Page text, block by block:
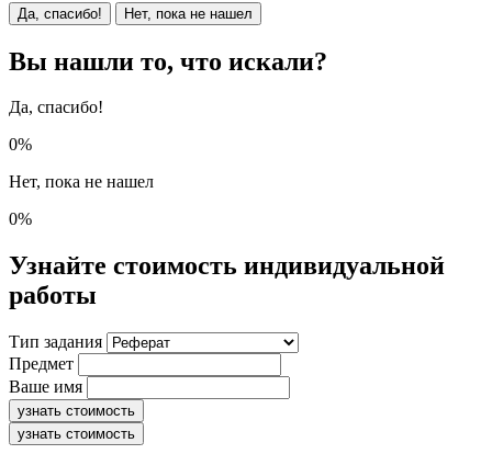
Да, спасибо! Нет, пока не нашел
Вы нашли то, что искали?
Да, спасибо!
0%
Нет, пока не нашел
0%
Узнайте стоимость индивидуальной
работы
Тип задания
Предмет
Ваше имя
узнать стоимость
узнать стоимость